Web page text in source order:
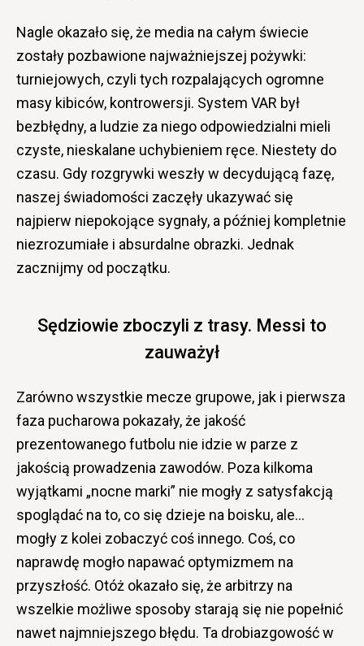
Nagle okazało się, że media na całym świecie
zostały pozbawione najważniejszej pożywki:
turniejowych, czyli tych rozpalających ogromne
masy kibiców, kontrowersji. System VAR był
bezbłędny, a ludzie za niego odpowiedzialni mieli
czyste, nieskalane uchybieniem ręce. Niestety do
czasu. Gdy rozgrywki weszły w decydującą fazę,
naszej świadomości zaczęły ukazywać się
najpierw niepokojące sygnały, a później kompletnie
niezrozumiałe i absurdalne obrazki. Jednak
zacznijmy od początku.
Sędziowie zboczyli z trasy. Messi to
zauważył
Zarówno wszystkie mecze grupowe, jak i pierwsza
faza pucharowa pokazały, że jakość
prezentowanego futbolu nie idzie w parze z
jakością prowadzenia zawodów. Poza kilkoma
wyjątkami „nocne marki” nie mogły z satysfakcją
spoglądać na to, co się dzieje na boisku, ale…
mogły z kolei zobaczyć coś innego. Coś, co
naprawdę mogło napawać optymizmem na
przyszłość. Otóż okazało się, że arbitrzy na
wszelkie możliwe sposoby starają się nie popełnić
nawet najmniejszego błędu. Ta drobiazgowość w